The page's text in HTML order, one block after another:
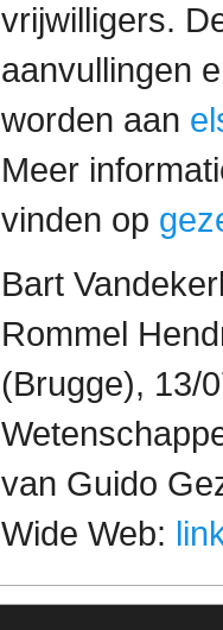
vrijwilligers.
aanvullingen
worden aan
Meer
vinden op
Bart
Rommel
(Brugge), 13/
van Guido
Wide Web: